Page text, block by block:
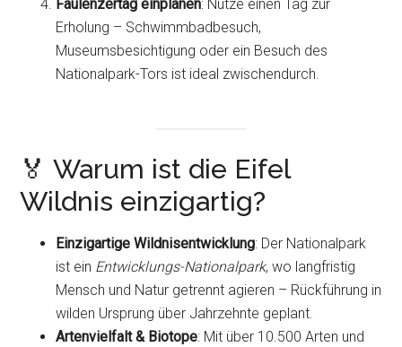
Faulenzertag einplanen: Nutze einen Tag zur
Erholung – Schwimmbadbesuch,
Museumsbesichtigung oder ein Besuch des
Nationalpark-Tors ist ideal zwischendurch.
🏅 Warum ist die Eifel
Wildnis einzigartig?
Einzigartige Wildnisentwicklung: Der Nationalpark
ist ein Entwicklungs-Nationalpark, wo langfristig
Mensch und Natur getrennt agieren – Rückführung in
wilden Ursprung über Jahrzehnte geplant.
Artenvielfalt & Biotope: Mit über 10.500 Arten und